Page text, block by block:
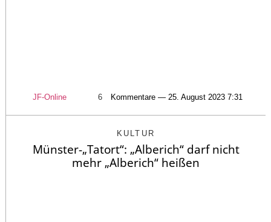
JF-Online 6 Kommentare — 25. August 2023 7:31
KULTUR
Münster-„Tatort“: „Alberich“ darf nicht
mehr „Alberich“ heißen